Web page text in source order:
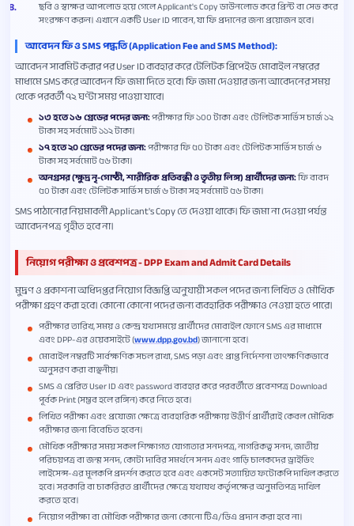
ছবি ও স্বাক্ষর আপলোড হয়ে গেলে Applicant's Copy ডাউনলোড করে প্রিন্ট বা সেভ করে
সংরক্ষণ করুন। এখানে একটি User ID পাবেন, যা ফি প্রদানের জন্য প্রয়োজন হবে।
আবেদন ফি ও SMS পদ্ধতি (Application Fee and SMS Method):
আবেদন সাবমিট করার পর User ID ব্যবহার করে টেলিটক প্রিপেইড মোবাইল নম্বরের
মাধ্যমে SMS করে আবেদন ফি জমা দিতে হবে। ফি জমা দেওয়ার জন্য আবেদনের সময়
থেকে পরবর্তী ৭২ ঘণ্টা সময় পাওয়া যাবে।
১৩ হতে ১৬ গ্রেডের পদের জন্য:পরীক্ষার ফি ১০০ টাকা এবং টেলিটক সার্ভিস চার্জ ১২
টাকা সহ সর্বমোট ১১২ টাকা।
১৭ হতে ২০ গ্রেডের পদের জন্য:পরীক্ষার ফি ৫০ টাকা এবং টেলিটক সার্ভিস চার্জ ৬
টাকা সহ সর্বমোট ৫৬ টাকা।
অনগ্রসর (ক্ষুদ্র নৃ-গোষ্ঠী, শারীরিক প্রতিবন্ধী ও তৃতীয় লিঙ্গ) প্রার্থীদের জন্য:ফি বাবদ
৫০ টাকা এবং টেলিটক সার্ভিস চার্জ ৬ টাকা সহ সর্বমোট ৫৬ টাকা।
SMS পাঠানোর নিয়মাবলী Applicant's Copy তে দেওয়া থাকে। ফি জমা না দেওয়া পর্যন্ত
আবেদনপত্র গৃহীত হবে না।
নিয়োগ পরীক্ষা ও প্রবেশপত্র - DPP Exam and Admit Card Details
মুদ্রণ ও প্রকাশনা অধিদপ্তর নিয়োগ বিজ্ঞপ্তি অনুযায়ী সকল পদের জন্য লিখিত ও মৌখিক
পরীক্ষা গ্রহণ করা হবে। কোনো কোনো পদের জন্য ব্যবহারিক পরীক্ষাও নেওয়া হতে পারে।
পরীক্ষার তারিখ, সময় ও কেন্দ্র যথাসময়ে প্রার্থীদের মোবাইল ফোনে SMS এর মাধ্যমে
এবং DPP-এর ওয়েবসাইটে (www.dpp.gov.bd) জানানো হবে।
মোবাইল নম্বরটি সার্বক্ষণিক সচল রাখা, SMS পড়া এবং প্রাপ্ত নির্দেশনা তাৎক্ষণিকভাবে
অনুসরণ করা বাঞ্ছনীয়।
SMS এ প্রেরিত User ID এবং password ব্যবহার করে পরবর্তীতে প্রবেশপত্র Download
পূর্বক Print (সম্ভব হলে রঙ্গিন) করে নিতে হবে।
লিখিত পরীক্ষা এবং প্রযোজ্য ক্ষেত্রে ব্যবহারিক পরীক্ষায় উত্তীর্ণ প্রার্থীরাই কেবল মৌখিক
পরীক্ষার জন্য বিবেচিত হবেন।
মৌখিক পরীক্ষার সময় সকল শিক্ষাগত যোগ্যতার সনদপত্র, নাগরিকত্ব সনদ, জাতীয়
পরিচয়পত্র বা জন্ম সনদ, কোটা দাবির সমর্থনে সনদ এবং গাড়ি চালকদের ড্রাইভিং
লাইসেন্স-এর মূলকপি প্রদর্শন করতে হবে এবং একসেট সত্যায়িত ফটোকপি দাখিল করতে
হবে। সরকারি বা চাকরিরত প্রার্থীদের ক্ষেত্রে যথাযথ কর্তৃপক্ষের অনুমতিপত্র দাখিল
করতে হবে।
নিয়োগ পরীক্ষা বা মৌখিক পরীক্ষার জন্য কোনো টিএ/ডিএ প্রদান করা হবে না।